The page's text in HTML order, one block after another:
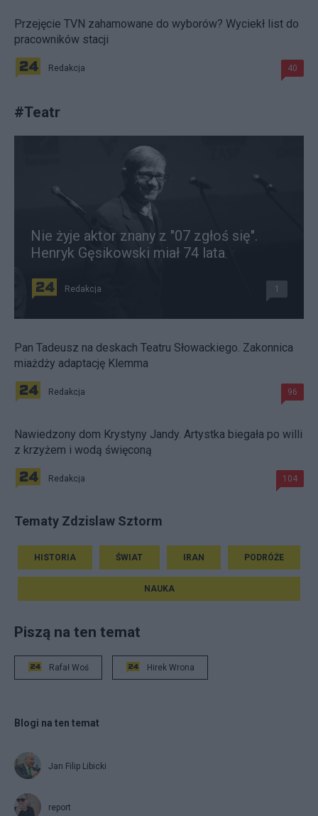
Przejęcie TVN zahamowane do wyborów? Wyciekł list do
pracowników stacji
Redakcja 40
#Teatr
Nie żyje aktor znany z "07 zgłoś się".
Henryk Gęsikowski miał 74 lata
Redakcja 1
Pan Tadeusz na deskach Teatru Słowackiego. Zakonnica
miażdży adaptację Klemma
Redakcja 96
Nawiedzony dom Krystyny Jandy. Artystka biegała po willi
z krzyżem i wodą święconą
Redakcja 104
Tematy Zdzislaw Sztorm
HISTORIA ŚWIAT IRAN PODRÓŻE
NAUKA
Piszą na ten temat
Rafał Woś Hirek Wrona
Blogi na ten temat
Jan Filip Libicki
report